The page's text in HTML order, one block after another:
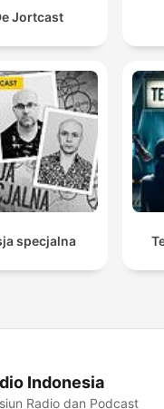
Jortcast
specjalna
Indonesia
Radio dan Podcast